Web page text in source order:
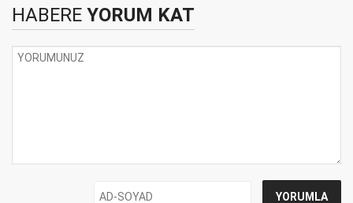
HABERE YORUM KAT